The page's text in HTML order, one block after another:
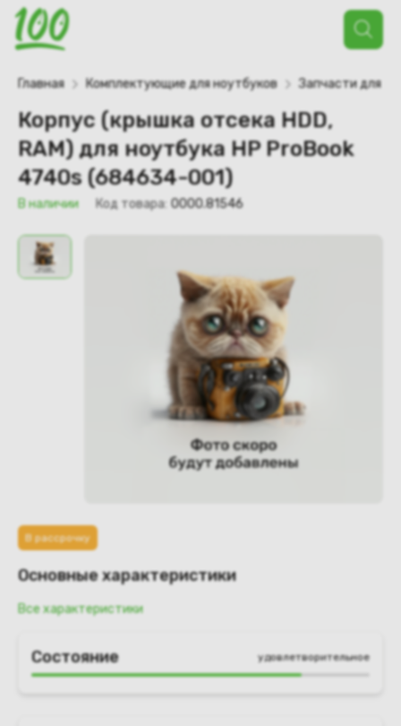
Поиск
товаров
Главная Комплектующие для ноутбуков Запчасти для
Корпус (крышка отсека HDD,
RAM) для ноутбука HP ProBook
4740s (684634-001)
В наличии Код товара: 0000.81546
В рассрочку
Основные характеристики
Все характеристики
Состояние удовлетворительное